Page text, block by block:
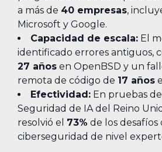
a más de 40 empresas,
Microsoft y Google.
Capacidad de escala: El
identificado errores antiguos,
27 años en OpenBSD y un
remota de código de 17 años
Efectividad: En pruebas
Seguridad de IA del Reino
resolvió el 73% de los desafíos
ciberseguridad de nivel